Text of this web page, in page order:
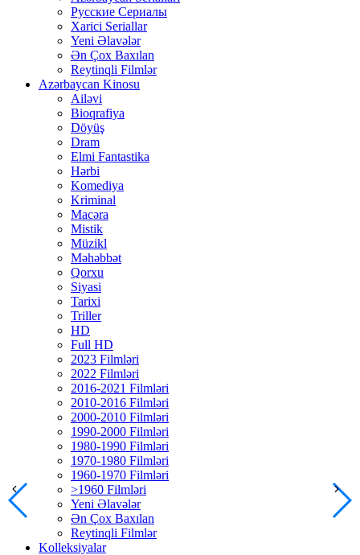
Русские Сериалы
Xarici Seriallar
Yeni Əlavələr
Ən Çox Baxılan
Reytinqli Filmlər
Azərbaycan Kinosu
Ailəvi
Bioqrafiya
Döyüş
Dram
Elmi Fantastika
Hərbi
Komediya
Kriminal
Macəra
Mistik
Müzikl
Məhəbbət
Qorxu
Siyasi
Tarixi
Triller
HD
Full HD
2023 Filmləri
2022 Filmləri
2016-2021 Filmləri
2010-2016 Filmləri
2000-2010 Filmləri
1990-2000 Filmləri
1980-1990 Filmləri
1970-1980 Filmləri
1960-1970 Filmləri
>1960 Filmləri
Yeni Əlavələr
Ən Çox Baxılan
Reytinqli Filmlər
Kolleksiyalar